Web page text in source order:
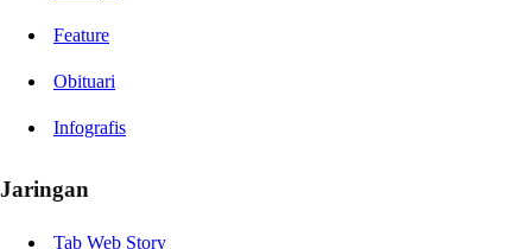
Feature
Obituari
Infografis
Jaringan
Tab Web Story